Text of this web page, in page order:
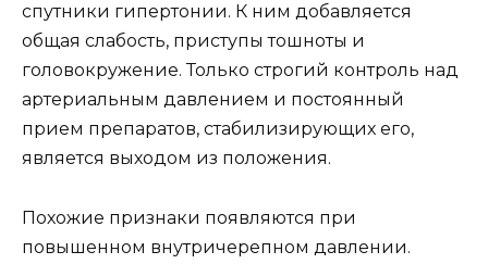
спутники гипертонии. К ним добавляется
общая слабость, приступы тошноты и
головокружение. Только строгий контроль над
артериальным давлением и постоянный
прием препаратов, стабилизирующих его,
является выходом из положения.
Похожие признаки появляются при
повышенном внутричерепном давлении.